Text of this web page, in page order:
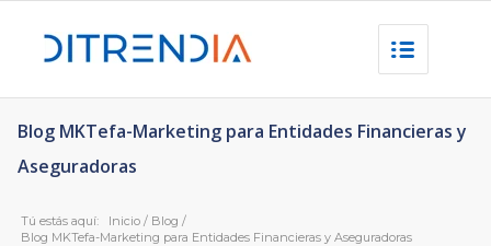
Blog MKTefa-Marketing para Entidades Financieras y
Aseguradoras
Tú estás aquí: Inicio / Blog /
Blog MKTefa-Marketing para Entidades Financieras y Aseguradoras